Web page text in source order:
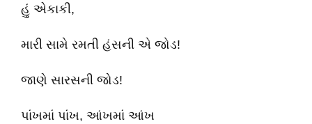
હું એકાકી,
મારી સામે રમતી હંસની એ જોડ!
જાણે સારસની જોડ!
પાંખમાં પાંખ, આંખમાં આંખ